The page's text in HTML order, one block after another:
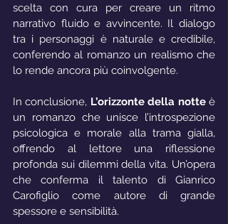
scelta con cura per creare un ritmo
narrativo fluido e avvincente. Il dialogo
tra i personaggi è naturale e credibile,
conferendo al romanzo un realismo che
lo rende ancora più coinvolgente.
In conclusione, L’orizzonte della notte è
un romanzo che unisce l’introspezione
psicologica e morale alla trama gialla,
offrendo al lettore una riflessione
profonda sui dilemmi della vita. Un’opera
che conferma il talento di Gianrico
Carofiglio come autore di grande
spessore e sensibilità.